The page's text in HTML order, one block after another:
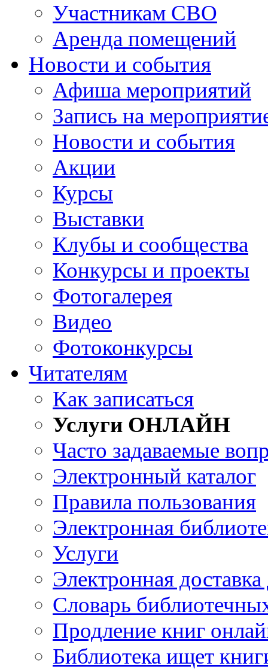
Участникам СВО
Аренда помещений
Новости и события
Афиша мероприятий
Запись на
Новости и события
Акции
Курсы
Выставки
Клубы и сообщества
Конкурсы и проекты
Фотогалерея
Видео
Фотоконкурсы
Читателям
Как записаться
Услуги ОНЛАЙН
Часто задаваемые
Электронный каталог
Правила пользования
Электронная
Услуги
Электронная
Словарь
Продление книг
Библиотека ищет